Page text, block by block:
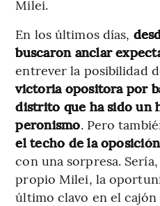
Milei.
En los últimos días,
buscaron anclar
entrever la posibilidad
victoria opositora por
distrito que ha sido un
peronismo. Pero
el techo de la oposición
con una sorpresa.
propio Milei, la
último clavo en el